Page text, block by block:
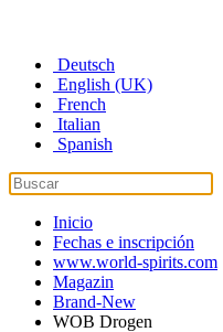
Deutsch
English (UK)
French
Italian
Spanish
Inicio
Fechas e inscripción
www.world-spirits.com
Magazin
Brand-New
WOB Drogen